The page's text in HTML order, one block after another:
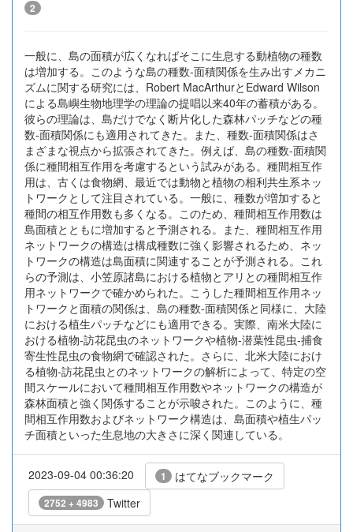
2
一般に、島の面積が広くなればそこに生息する動植物の種数
は増加する。このような島の種数-面積関係を生み出すメカニ
ズムに関する研究には、Robert MacArthurとEdward Wilson
による島嶼生物地理学の理論の提唱以来40年の蓄積がある。
彼らの理論は、島だけでなく断片化した森林パッチなどの種
数-面積関係にも適用されてきた。また、種数-面積関係はさ
まざまな視点から拡張されてきた。例えば、島の種数-面積関
係に種間相互作用を考慮するという試みがある。種間相互作
用は、古くは食物網、最近では動物と植物の相利共生系ネッ
トワークとして注目されている。一般に、種数が増加すると
種間の相互作用数も多くなる。このため、種間相互作用数は
島面積とともに増加すると予測される。また、種間相互作用
ネットワークの構造は構成種数に強く影響されるため、ネッ
トワークの構造は島面積に関連することが予測される。これ
らの予測は、小笠原諸島における植物とアリとの種間相互作
用ネットワークで確かめられた。こうした種間相互作用ネッ
トワークと面積の関係は、島の種数-面積関係と同様に、大陸
における植生パッチなどにも適用できる。実際、南米大陸に
おける植物-訪花昆虫のネットワークや植物-潜葉性昆虫-捕食
寄生性昆虫の食物網で確認された。さらに、北米大陸におけ
る植物-訪花昆虫とのネットワークの解析によって、特定の空
間スケールにおいて種間相互作用数やネットワークの構造が
森林面積と強く関係することが示唆された。このように、種
間相互作用数およびネットワーク構造は、島面積や植生パッ
チ面積といった生息地の大きさに深く関連している。
2023-09-04 00:36:20 1 はてなブックマーク
2752 + 4983 Twitter